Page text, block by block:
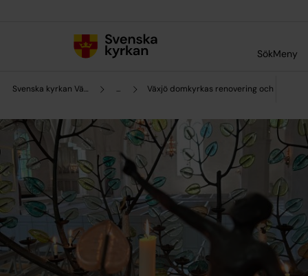
SökMeny
Svenska kyrkan Växjö ... Växjö domkyrkas renovering och